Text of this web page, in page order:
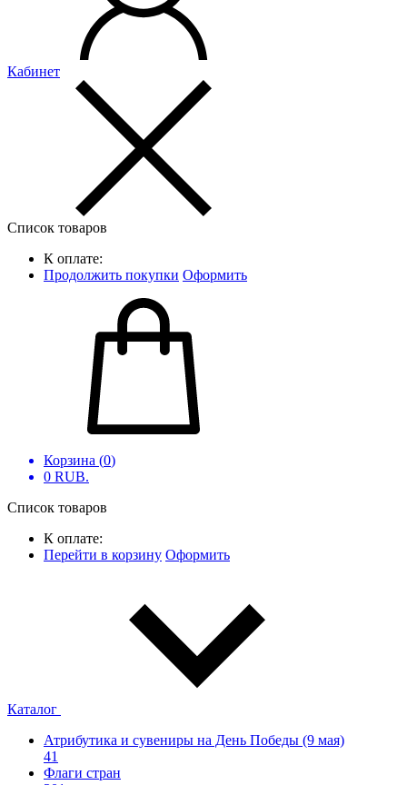
Кабинет
Список товаров
К оплате:
Продолжить покупки Оформить
Корзина (0)
0 RUB.
Список товаров
К оплате:
Перейти в корзину Оформить
Каталог
Атрибутика и сувениры на День Победы (9 мая)
41
Флаги стран